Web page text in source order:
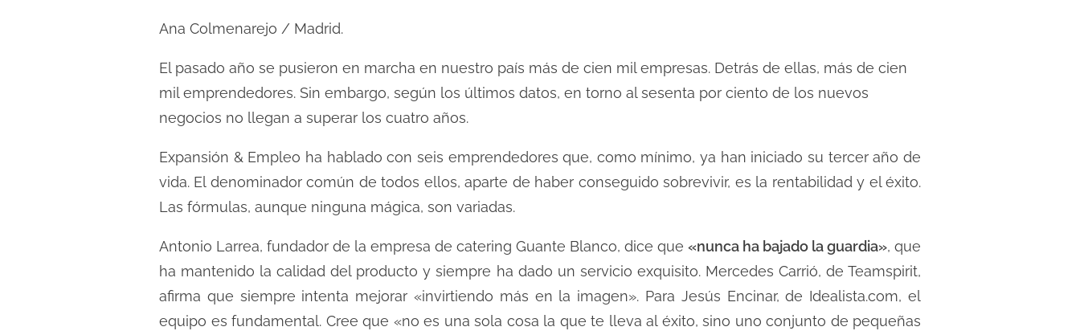
o
e
l
e
t
u
r
d
e
l
a
Ana Colmenarejo / Madrid.
El pasado año se pusieron en marcha en nuestro país más de cien mil empresas. Detrás de ellas, más de cien
mil emprendedores. Sin embargo, según los últimos datos, en torno al sesenta por ciento de los nuevos
negocios no llegan a superar los cuatro años.
Expansión & Empleo ha hablado con seis emprendedores que, como mínimo, ya han iniciado su tercer año de
vida. El denominador común de todos ellos, aparte de haber conseguido sobrevivir, es la rentabilidad y el éxito.
Las fórmulas, aunque ninguna mágica, son variadas.
Antonio Larrea, fundador de la empresa de catering Guante Blanco, dice que «nunca ha bajado la guardia», que
ha mantenido la calidad del producto y siempre ha dado un servicio exquisito. Mercedes Carrió, de Teamspirit,
afirma que siempre intenta mejorar «invirtiendo más en la imagen». Para Jesús Encinar, de Idealista.com, el
equipo es fundamental. Cree que «no es una sola cosa la que te lleva al éxito, sino uno conjunto de pequeñas